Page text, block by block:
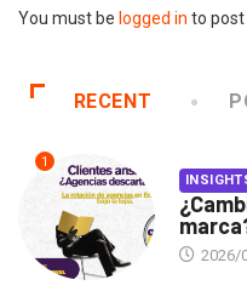
You must be logged in to
RECENT
1
2026/